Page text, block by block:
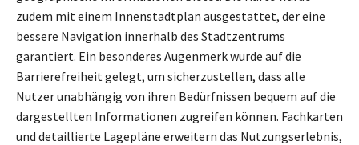
zudem mit einem Innenstadtplan ausgestattet, der eine
bessere Navigation innerhalb des Stadtzentrums
garantiert. Ein besonderes Augenmerk wurde auf die
Barrierefreiheit gelegt, um sicherzustellen, dass alle
Nutzer unabhängig von ihren Bedürfnissen bequem auf die
dargestellten Informationen zugreifen können. Fachkarten
und detaillierte Lagepläne erweitern das Nutzungserlebnis,